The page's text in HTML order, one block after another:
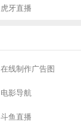
虎牙直播
在线制作广告图
电影导航
斗鱼直播